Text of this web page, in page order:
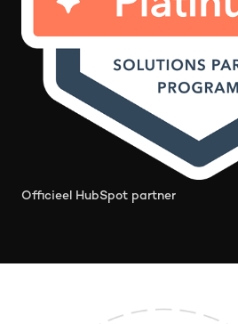
Officieel HubSpot partner